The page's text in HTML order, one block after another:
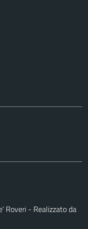
Roveri - Realizzato da